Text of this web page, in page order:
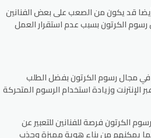
قد يكون من الصعب على بعض الفنانين
رسوم الكرتون بسبب عدم استقرار العمل
مجال رسوم الكرتون بفضل الطلب
الإنترنت وزيادة استخدام الرسوم المتحركة
الكرتون فرصة للفنانين للتعبير عن
يمكنهم من بناء هوية مميزة وجذب